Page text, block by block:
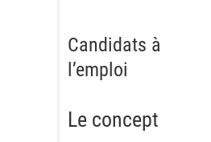
Candidats à
l’emploi
Le concept